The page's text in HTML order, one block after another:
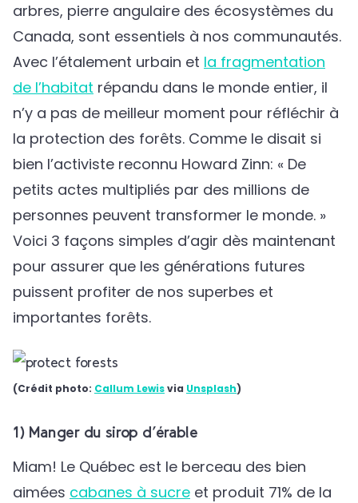
arbres, pierre angulaire des écosystèmes du
Canada, sont essentiels à nos communautés.
Avec l’étalement urbain et la fragmentation
de l’habitat répandu dans le monde entier, il
n’y a pas de meilleur moment pour réfléchir à
la protection des forêts. Comme le disait si
bien l’activiste reconnu Howard Zinn: « De
petits actes multipliés par des millions de
personnes peuvent transformer le monde. »
Voici 3 façons simples d’agir dès maintenant
pour assurer que les générations futures
puissent profiter de nos superbes et
importantes forêts.
(Crédit photo: Callum Lewisvia Unsplash)
1) Manger du sirop d’érable
Miam! Le Québec est le berceau des bien
aimées cabanes à sucre et produit 71% de la